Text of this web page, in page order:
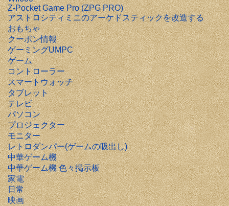
Z-Pocket Game Pro (ZPG PRO)
アストロシティミニのアーケドスティックを改造する
おもちゃ
クーポン情報
ゲーミングUMPC
ゲーム
コントローラー
スマートウォッチ
タブレット
テレビ
パソコン
プロジェクター
モニター
レトロダンパー(ゲームの吸出し)
中華ゲーム機
中華ゲーム機 色々掲示板
家電
日常
映画